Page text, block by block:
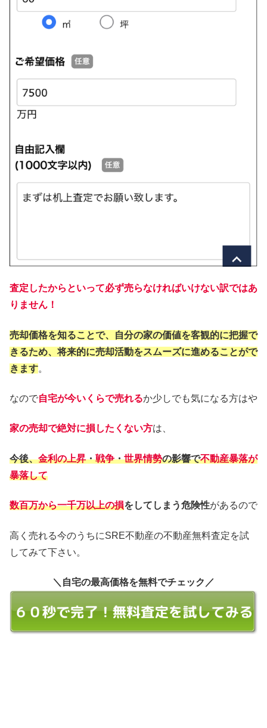
査定したからといって必ず売らなければいけない訳ではあ
りません！
売却価格を知ることで、自分の家の価値を客観的に把握で
きるため、将来的に売却活動をスムーズに進めることがで
きます。
なので自宅が今いくらで売れるか少しでも気になる方はや
家の売却で絶対に損したくない方は、
今後、金利の上昇・戦争・世界情勢の影響で不動産暴落が
暴落して
数百万から一千万以上の損をしてしまう危険性があるので
高く売れる今のうちにSRE不動産の不動産無料査定を試
してみて下さい。
＼自宅の最高価格を無料でチェック／